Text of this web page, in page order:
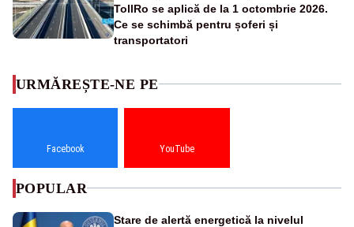
TollRo se aplică de la 1 octombrie 2026.
Ce se schimbă pentru șoferi și
transportatori
URMĂREȘTE-NE PE
Facebook YouTube
POPULAR
Stare de alertă energetică la nivelul